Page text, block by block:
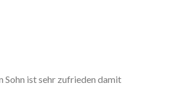
Sohn ist sehr zufrieden damit